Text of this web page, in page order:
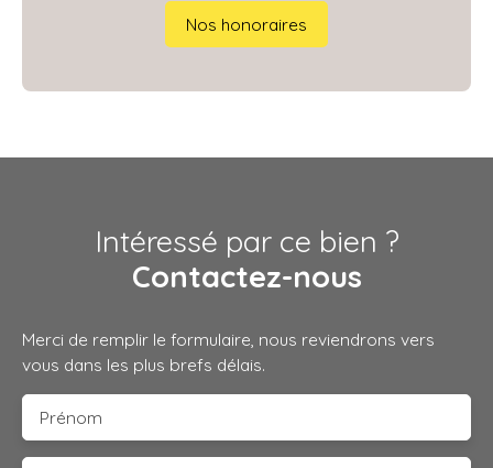
Nos honoraires
Intéressé par ce bien ?
Contactez-nous
Merci de remplir le formulaire, nous reviendrons vers
vous dans les plus brefs délais.
Prénom